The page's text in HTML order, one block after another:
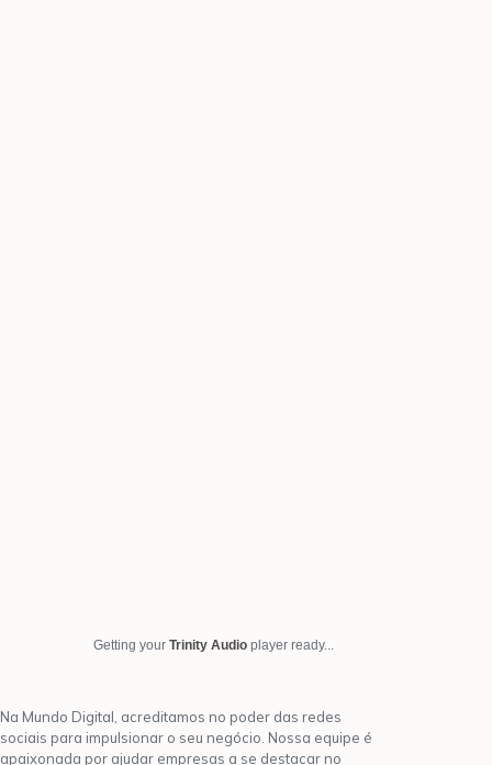
Getting your Trinity Audio player ready...
Na Mundo Digital, acreditamos no poder das redes
sociais para impulsionar o seu negócio. Nossa equipe é
apaixonada por ajudar empresas a se destacar no